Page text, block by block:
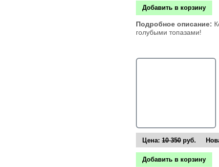
Добавить в корзину
Подробное описание:
голубыми топазами!
Цена:10 350руб.
Добавить в корзину